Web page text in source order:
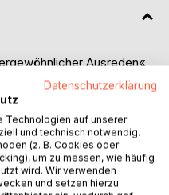
Ausreden«
Einstieg in die Welt der
nur unser Alphabet,
Ausreden, die die
Abc-Schützen und Abc-
Datenschutzerklärung
Technologien auf unserer
und technisch notwendig.
(z. B. Cookies oder
um zu messen, wie häufig
wird. Wir verwenden
und setzen hierzu